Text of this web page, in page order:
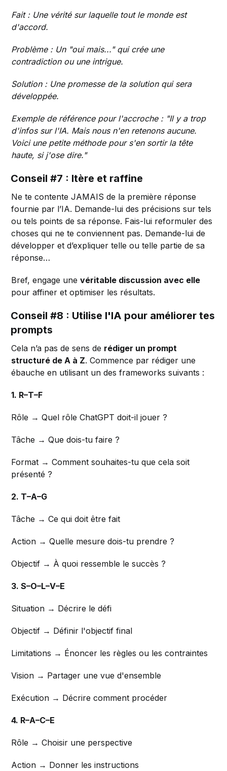
Fait : Une vérité sur laquelle tout le monde est
d'accord.
Problème : Un "oui mais..." qui crée une
contradiction ou une intrigue.
Solution : Une promesse de la solution qui sera
développée.
Exemple de référence pour l'accroche : "Il y a trop
d'infos sur l'IA. Mais nous n'en retenons aucune.
Voici une petite méthode pour s'en sortir la tête
haute, si j'ose dire."
Conseil #7 : Itère et raffine
Ne te contente JAMAIS de la première réponse
fournie par l’IA. Demande-lui des précisions sur tels
ou tels points de sa réponse. Fais-lui reformuler des
choses qui ne te conviennent pas. Demande-lui de
développer et d’expliquer telle ou telle partie de sa
réponse…
Bref, engage unevéritable discussion avec elle
pour affiner et optimiser les résultats.
Conseil #8 : Utilise l'IA pour améliorer tes
prompts
Cela n’a pas de sens de rédiger un prompt
structuré de A à Z. Commence par rédiger une
ébauche en utilisant un des frameworks suivants :
1. R–T–F
Rôle → Quel rôle ChatGPT doit-il jouer ?
Tâche → Que dois-tu faire ?
Format → Comment souhaites-tu que cela soit
présenté ?
2. T–A–G
Tâche → Ce qui doit être fait
Action → Quelle mesure dois-tu prendre ?
Objectif → À quoi ressemble le succès ?
3. S–O–L–V–E
Situation → Décrire le défi
Objectif → Définir l'objectif final
Limitations → Énoncer les règles ou les contraintes
Vision → Partager une vue d'ensemble
Exécution → Décrire comment procéder
4. R–A–C–E
Rôle → Choisir une perspective
Action → Donner les instructions